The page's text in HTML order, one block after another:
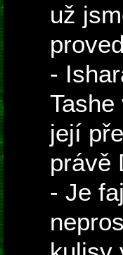
už
-
její
právě
- Je